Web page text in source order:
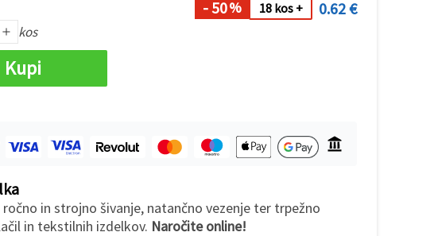
- 50% 18 kos + 0.62 €
kos
Kupi
ročno in strojno šivanje, natančno vezenje ter trpežno
in tekstilnih izdelkov. Naročite online!